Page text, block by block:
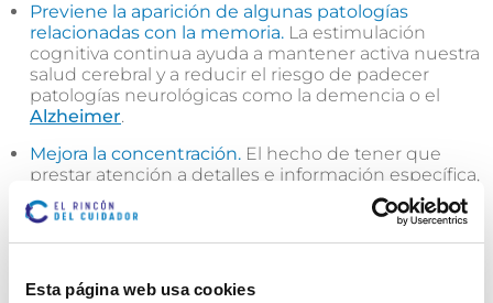
Esta página web usa cookies
Previene la aparición de algunas patologías
relacionadas con la memoria. La estimulación
cognitiva continua ayuda a mantener activa nuestra
salud cerebral y a reducir el riesgo de padecer
patologías neurológicas como la demencia o el
Alzheimer.
Mejora la concentración. El hecho de tener que
prestar atención a detalles e información específica,
ayuda a desarrollar la capacidad de concentración y
atención durante un período prolongado.
reaccionar de manera eficiente, lo que ayuda a